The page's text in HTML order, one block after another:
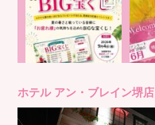
ホテル アン・ブレイン堺店